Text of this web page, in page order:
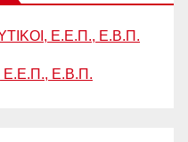
Ε.Ε.Π., Ε.Β.Π.
Ε.Ε.Π., Ε.Β.Π.